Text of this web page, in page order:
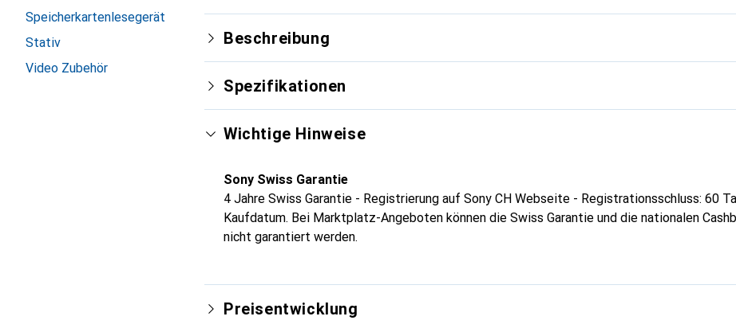
Speicherkartenlesegerät
Stativ
Video Zubehör
Beschreibung
Spezifikationen
Wichtige Hinweise
Sony Swiss Garantie
4 Jahre Swiss Garantie - Registrierung auf Sony CH Webseite - Registrationsschluss: 60
Kaufdatum. Bei Marktplatz-Angeboten können die Swiss Garantie und die nationalen
nicht garantiert werden.
Preisentwicklung